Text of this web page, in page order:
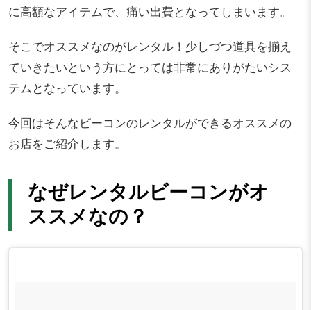
に高額なアイテムで、痛い出費となってしまいます。
そこでオススメなのがレンタル！少しづつ道具を揃え
ていきたいという方にとっては非常にありがたいシス
テムとなっています。
今回はそんなビーコンのレンタルができるオススメの
お店をご紹介します。
なぜレンタルビーコンがオ
ススメなの？